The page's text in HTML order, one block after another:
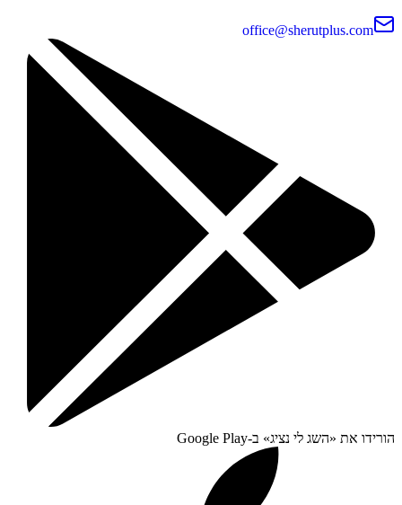
office@sherutplus.com
הורידו את «השג לי נציג» ב-Google Play